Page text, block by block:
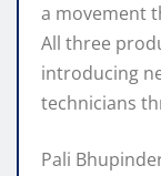
a movement
All three
introducing
technicians
Pali